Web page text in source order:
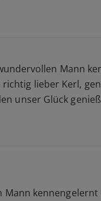
Mann
lieber Kerl,
unser Glück
Mann